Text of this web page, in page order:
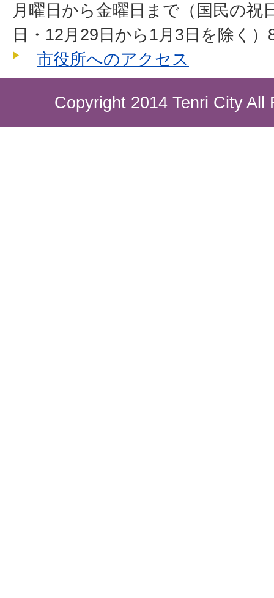
月曜日から金曜日まで（国民の祝
日・12月29日から1月3日を除く
市役所へのアクセス
Copyright 2014 Tenri City All